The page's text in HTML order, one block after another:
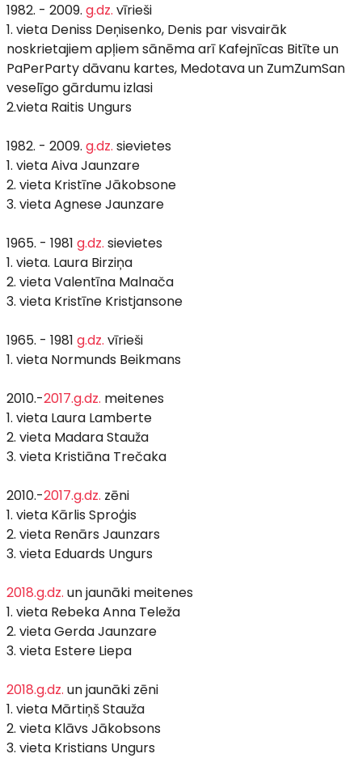
1982. - 2009. g.dz. vīrieši
1. vieta Deniss Deņisenko, Denis par visvairāk
noskrietajiem apļiem sānēma arī Kafejnīcas Bitīte un
PaPerParty dāvanu kartes, Medotava un ZumZumSan
veselīgo gārdumu izlasi
2.vieta Raitis Ungurs
1982. - 2009. g.dz. sievietes
1. vieta Aiva Jaunzare
2. vieta Kristīne Jākobsone
3. vieta Agnese Jaunzare
1965. - 1981 g.dz. sievietes
1. vieta. Laura Birziņa
2. vieta Valentīna Malnača
3. vieta Kristīne Kristjansone
1965. - 1981 g.dz. vīrieši
1. vieta Normunds Beikmans
2010.-2017.g.dz. meitenes
1. vieta Laura Lamberte
2. vieta Madara Stauža
3. vieta Kristiāna Trečaka
2010.-2017.g.dz. zēni
1. vieta Kārlis Sproģis
2. vieta Renārs Jaunzars
3. vieta Eduards Ungurs
2018.g.dz. un jaunāki meitenes
1. vieta Rebeka Anna Teleža
2. vieta Gerda Jaunzare
3. vieta Estere Liepa
2018.g.dz. un jaunāki zēni
1. vieta Mārtiņš Stauža
2. vieta Klāvs Jākobsons
3. vieta Kristians Ungurs